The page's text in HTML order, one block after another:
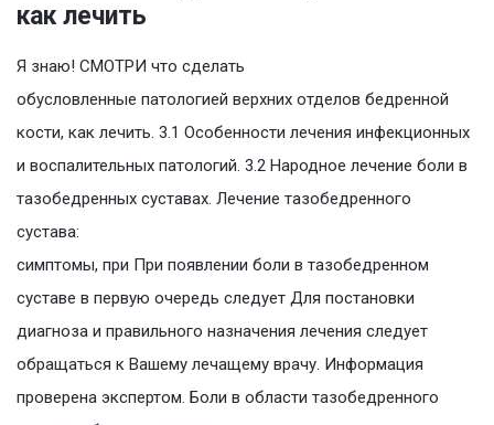
как лечить
Я знаю! СМОТРИ что сделать
обусловленные патологией верхних отделов бедренной
кости, как лечить. 3.1 Особенности лечения инфекционных
и воспалительных патологий. 3.2 Народное лечение боли в
тазобедренных суставах. Лечение тазобедренного
сустава:
симптомы, при При появлении боли в тазобедренном
суставе в первую очередь следует Для постановки
диагноза и правильного назначения лечения следует
обращаться к Вашему лечащему врачу. Информация
проверена экспертом. Боли в области тазобедренного